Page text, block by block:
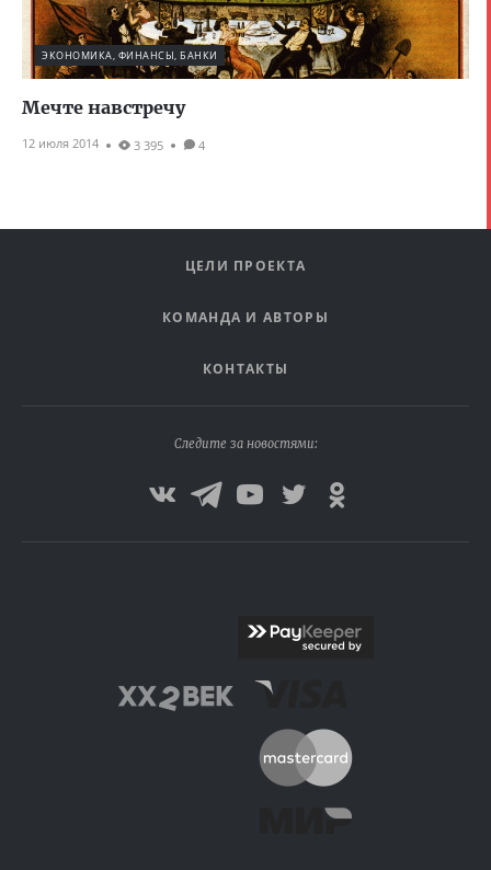
ЭКОНОМИКА, ФИНАНСЫ, БАНКИ
Мечте навстречу
12 июля 2014 3 395 4
ЦЕЛИ ПРОЕКТА
КОМАНДА И АВТОРЫ
КОНТАКТЫ
Следите за новостями: